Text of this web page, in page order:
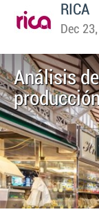
RICA
Dec
Análisis